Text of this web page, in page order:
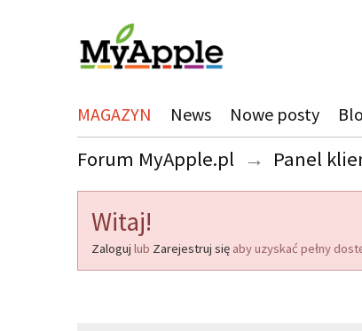
MAGAZYN News Nowe posty
Forum MyApple.pl → Panel
Witaj!
Zaloguj lub Zarejestruj się aby uzyskać pełny